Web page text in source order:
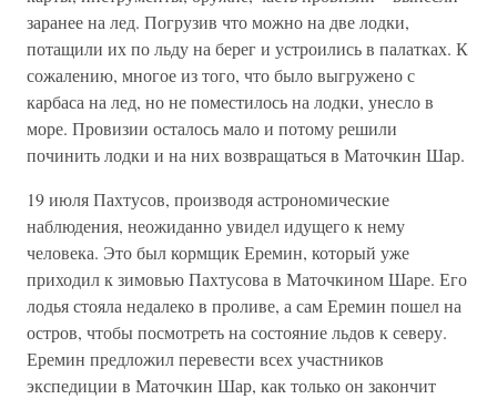
заранее на лед. Погрузив что можно на две лодки,
потащили их по льду на берег и устроились в палатках. К
сожалению, многое из того, что было выгружено с
карбаса на лед, но не поместилось на лодки, унесло в
море. Провизии осталось мало и потому решили
починить лодки и на них возвращаться в Маточкин Шар.
19 июля Пахтусов, производя астрономические
наблюдения, неожиданно увидел идущего к нему
человека. Это был кормщик Еремин, который уже
приходил к зимовью Пахтусова в Маточкином Шаре. Его
лодья стояла недалеко в проливе, а сам Еремин пошел на
остров, чтобы посмотреть на состояние льдов к северу.
Еремин предложил перевести всех участников
экспедиции в Маточкин Шар, как только он закончит